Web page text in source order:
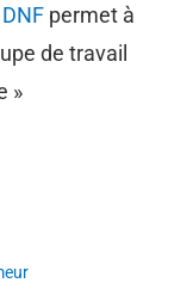
permet à
de travail
»